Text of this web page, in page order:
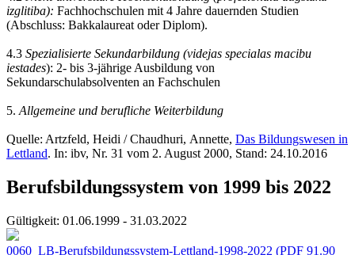
izglitiba): Fachhochschulen mit 4 Jahre dauernden Studien
(Abschluss: Bakkalaureat oder Diplom).
4.3 Spezialisierte Sekundarbildung (videjas specialas macibu
iestades): 2- bis 3-jährige Ausbildung von
Sekundarschulabsolventen an Fachschulen
5. Allgemeine und berufliche Weiterbildung
Quelle: Artzfeld, Heidi / Chaudhuri, Annette, Das Bildungswesen in
Lettland. In: ibv, Nr. 31 vom 2. August 2000, Stand: 24.10.2016
Berufsbildungssystem von 1999 bis 2022
Gültigkeit: 01.06.1999 - 31.03.2022
0060_LB-Berufsbildungssystem-Lettland-1998-2022 (PDF 91.90